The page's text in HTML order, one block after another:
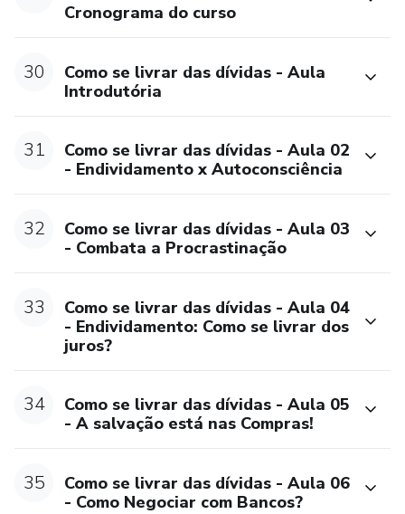
Cronograma do curso
30
Como se livrar das dívidas - Aula
Introdutória
31
Como se livrar das dívidas - Aula 02
- Endividamento x Autoconsciência
32
Como se livrar das dívidas - Aula 03
- Combata a Procrastinação
33
Como se livrar das dívidas - Aula 04
- Endividamento: Como se livrar dos
juros?
34
Como se livrar das dívidas - Aula 05
- A salvação está nas Compras!
35
Como se livrar das dívidas - Aula 06
- Como Negociar com Bancos?